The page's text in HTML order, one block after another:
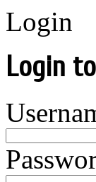
Login
Login